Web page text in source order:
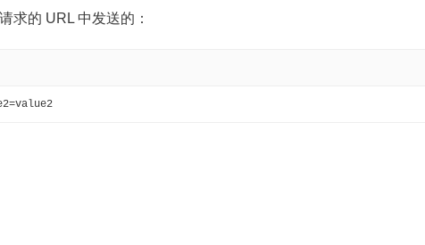
求的 URL 中发送的：